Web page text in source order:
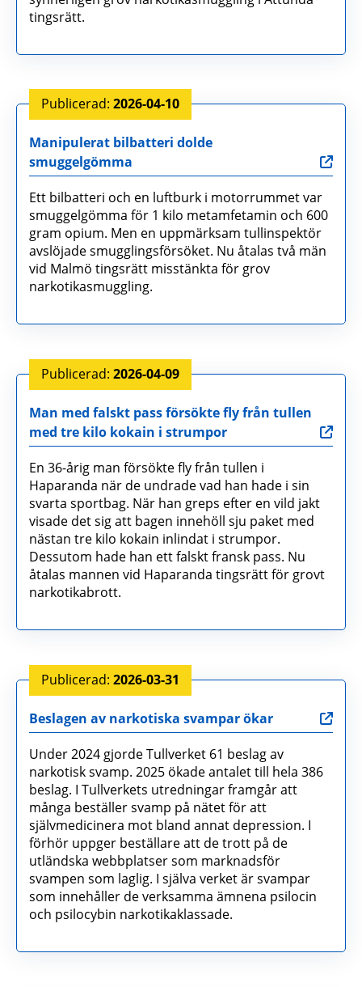
tingsrätt.
2026-04-10
Manipulerat bilbatteri dolde
smuggelgömma
Ett bilbatteri och en luftburk i motorrummet var
smuggelgömma för 1 kilo metamfetamin och 600
gram opium. Men en uppmärksam tullinspektör
avslöjade smugglingsförsöket. Nu åtalas två män
vid Malmö tingsrätt misstänkta för grov
narkotikasmuggling.
2026-04-09
Man med falskt pass försökte fly från tullen
med tre kilo kokain i strumpor
En 36-årig man försökte fly från tullen i
Haparanda när de undrade vad han hade i sin
svarta sportbag. När han greps efter en vild jakt
visade det sig att bagen innehöll sju paket med
nästan tre kilo kokain inlindat i strumpor.
Dessutom hade han ett falskt fransk pass. Nu
åtalas mannen vid Haparanda tingsrätt för grovt
narkotikabrott.
2026-03-31
Beslagen av narkotiska svampar ökar
Under 2024 gjorde Tullverket 61 beslag av
narkotisk svamp. 2025 ökade antalet till hela 386
beslag. I Tullverkets utredningar framgår att
många beställer svamp på nätet för att
självmedicinera mot bland annat depression. I
förhör uppger beställare att de trott på de
utländska webbplatser som marknadsför
svampen som laglig. I själva verket är svampar
som innehåller de verksamma ämnena psilocin
och psilocybin narkotikaklassade.